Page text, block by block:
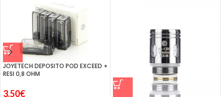
JOYETECH DEPOSITO POD EXCEED +
RESI 0,8 OHM
3.50€